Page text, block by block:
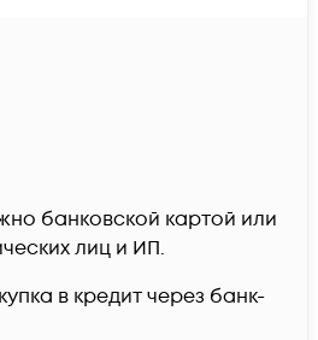
банковской картой или
лиц и ИП.
в кредит через банк-